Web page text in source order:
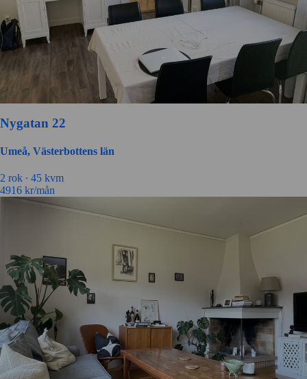
Nygatan 22
Umeå, Västerbottens län
2 rok ∙ 45 kvm
4916 kr/mån